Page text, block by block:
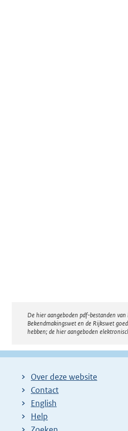
Disclaimer
De hier aangeboden pdf-bestanden
Bekendmakingswet en de Rijkswet
hebben; de hier aangeboden
Over deze website
Contact
English
Help